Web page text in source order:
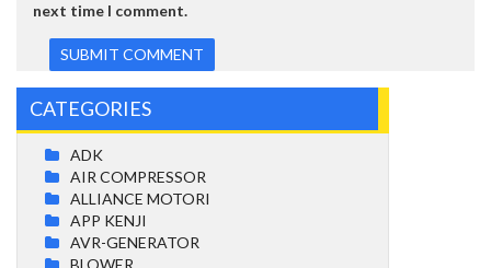
next time I comment.
CATEGORIES
ADK
AIR COMPRESSOR
ALLIANCE MOTORI
APP KENJI
AVR-GENERATOR